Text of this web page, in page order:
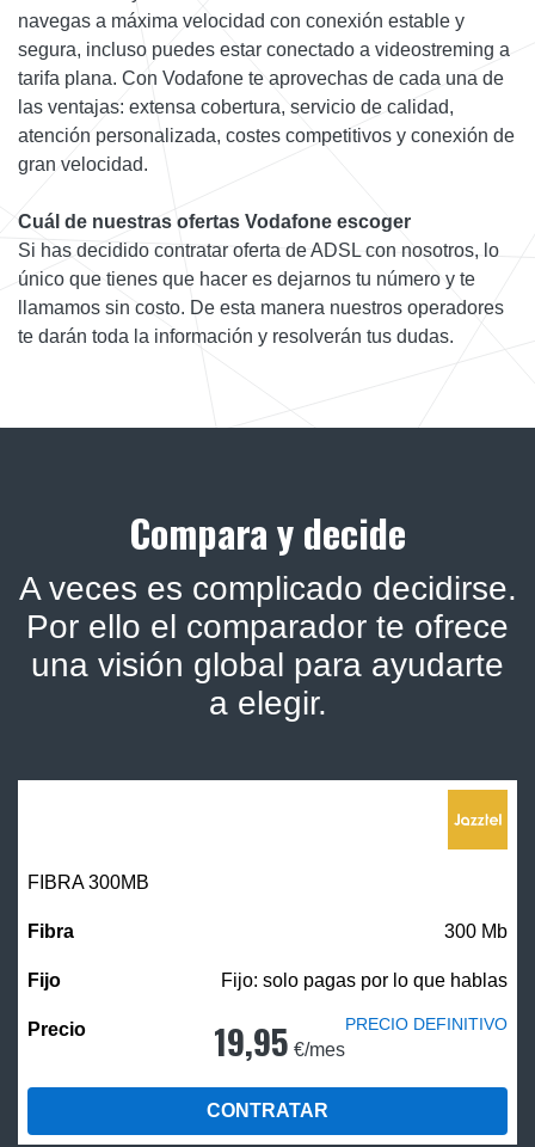
navegas a máxima velocidad con conexión estable y
segura, incluso puedes estar conectado a videostreming a
tarifa plana. Con Vodafone te aprovechas de cada una de
las ventajas: extensa cobertura, servicio de calidad,
atención personalizada, costes competitivos y conexión de
gran velocidad.
Cuál de nuestras ofertas Vodafone escoger
Si has decidido contratar oferta de ADSL con nosotros, lo
único que tienes que hacer es dejarnos tu número y te
llamamos sin costo. De esta manera nuestros operadores
te darán toda la información y resolverán tus dudas.
Compara y decide
A veces es complicado decidirse.
Por ello el comparador te ofrece
una visión global para ayudarte
a elegir.
FIBRA 300MB
300 Mb
Fijo: solo pagas por lo que hablas
19,95 €/mes
PRECIO DEFINITIVO
CONTRATAR